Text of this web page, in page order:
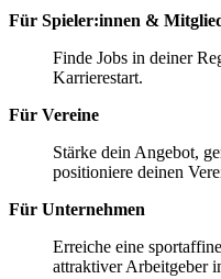
Für Spieler:innen &
Finde Jobs in deiner
Karrierestart.
Für Vereine
Stärke dein Angebot,
positioniere deinen
Für Unternehmen
Erreiche eine
attraktiver Arbeitgeber